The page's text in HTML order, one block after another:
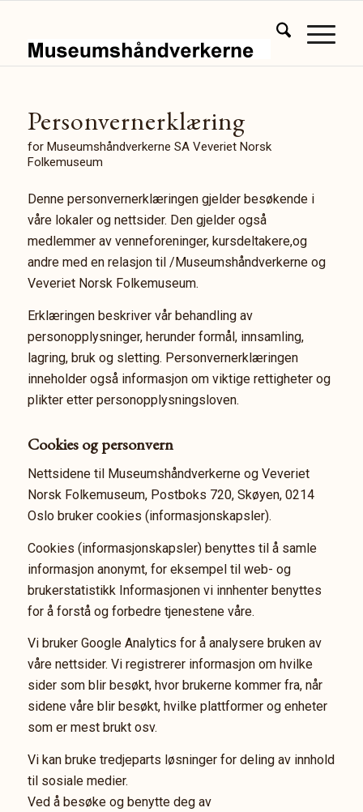
Personvernerklæring
for Museumshåndverkerne SA Veveriet Norsk
Folkemuseum
Denne personvernerklæringen gjelder besøkende i
våre lokaler og nettsider. Den gjelder også
medlemmer av venneforeninger, kursdeltakere,og
andre med en relasjon til /Museumshåndverkerne og
Veveriet Norsk Folkemuseum.
Erklæringen beskriver vår behandling av
personopplysninger, herunder formål, innsamling,
lagring, bruk og sletting. Personvernerklæringen
inneholder også informasjon om viktige rettigheter og
plikter etter personopplysningsloven.
Cookies og personvern
Nettsidene til Museumshåndverkerne og Veveriet
Norsk Folkemuseum, Postboks 720, Skøyen, 0214
Oslo bruker cookies (informasjonskapsler).
Cookies (informasjonskapsler) benyttes til å samle
informasjon anonymt, for eksempel til web- og
brukerstatistikk Informasjonen vi innhenter benyttes
for å forstå og forbedre tjenestene våre.
Vi bruker Google Analytics for å analysere bruken av
våre nettsider. Vi registrerer informasjon om hvilke
sider som blir besøkt, hvor brukerne kommer fra, når
sidene våre blir besøkt, hvilke plattformer og enheter
som er mest brukt osv.
Vi kan bruke tredjeparts løsninger for deling av innhold
til sosiale medier.
Ved å besøke og benytte deg av